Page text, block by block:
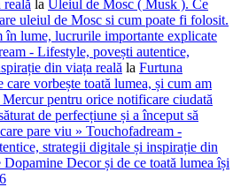
la Uleiul de Mosc ( Musk ). Ce
uleiul de Mosc si cum poate fi folosit.
în lume, lucrurile importante explicate
- Lifestyle, povești autentice,
din viața reală la Furtuna
care vorbește toată lumea, și cum am
pentru orice notificare ciudată
de perfecțiune și a început să
pare viu » Touchofadream -
strategii digitale și inspirație din
Dopamine Decor și de ce toată lumea își